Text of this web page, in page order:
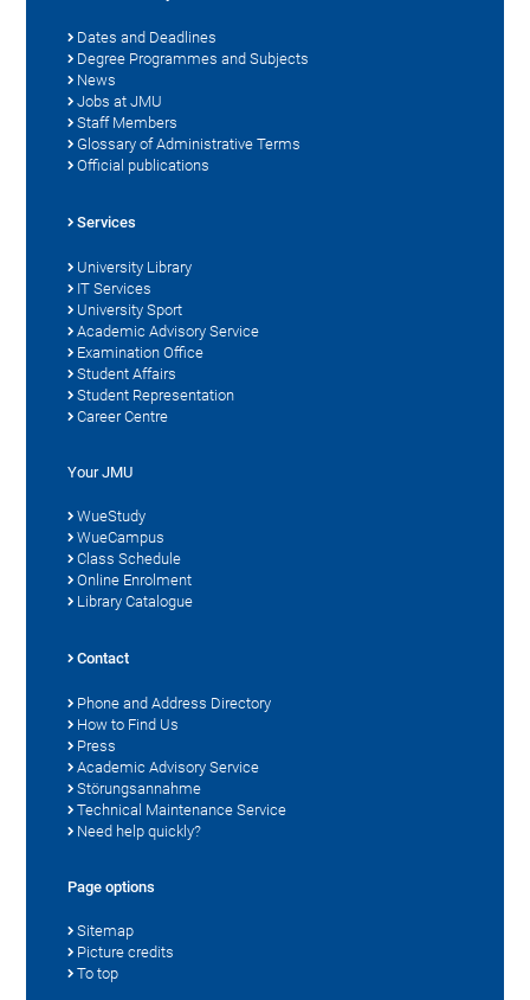
Dates and Deadlines
Degree Programmes and Subjects
News
Jobs at JMU
Staff Members
Glossary of Administrative Terms
Official publications
Services
University Library
IT Services
University Sport
Academic Advisory Service
Examination Office
Student Affairs
Student Representation
Career Centre
Your JMU
WueStudy
WueCampus
Class Schedule
Online Enrolment
Library Catalogue
Contact
Phone and Address Directory
How to Find Us
Press
Academic Advisory Service
Störungsannahme
Technical Maintenance Service
Need help quickly?
Page options
Sitemap
Picture credits
To top